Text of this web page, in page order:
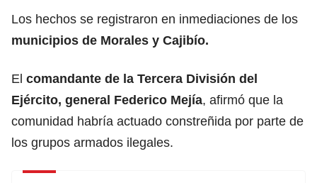
Los hechos se registraron en inmediaciones de los
municipios de Morales y Cajibío.
El comandante de la Tercera División del
Ejército, general Federico Mejía, afirmó que la
comunidad habría actuado constreñida por parte de
los grupos armados ilegales.